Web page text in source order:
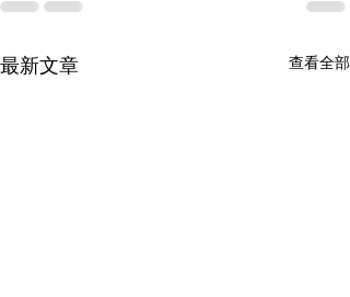
最新文章 查看全部